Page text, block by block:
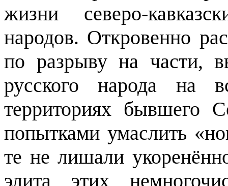
жизни северо-
народов. Откровенно
по разрыву на части,
русского народа на
территориях бывшего
попытками умаслить
те не лишали
элита этих